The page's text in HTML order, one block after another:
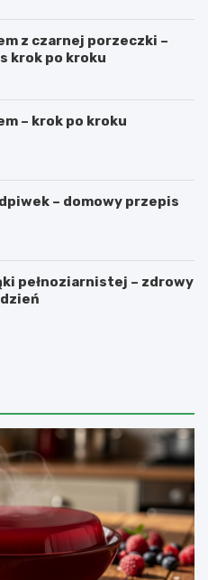
z czarnej porzeczki –
krok po kroku
– krok po kroku
– domowy przepis
pełnoziarnistej – zdrowy